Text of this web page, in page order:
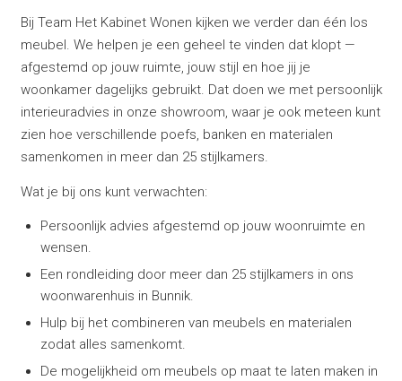
Bij Team Het Kabinet Wonen kijken we verder dan één los
meubel. We helpen je een geheel te vinden dat klopt —
afgestemd op jouw ruimte, jouw stijl en hoe jij je
woonkamer dagelijks gebruikt. Dat doen we met persoonlijk
interieuradvies in onze showroom, waar je ook meteen kunt
zien hoe verschillende poefs, banken en materialen
samenkomen in meer dan 25 stijlkamers.
Wat je bij ons kunt verwachten:
Persoonlijk advies afgestemd op jouw woonruimte en
wensen.
Een rondleiding door meer dan 25 stijlkamers in ons
woonwarenhuis in Bunnik.
Hulp bij het combineren van meubels en materialen
zodat alles samenkomt.
De mogelijkheid om meubels op maat te laten maken in